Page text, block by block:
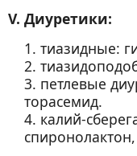
V. Диуретики:
1. тиазидные:
2.
3. петлевые
торасемид.
4. калий-